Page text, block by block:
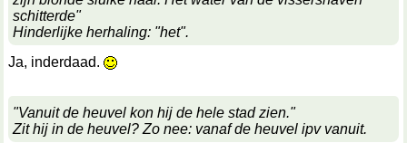
schitterde"
Hinderlijke herhaling: "het".
Ja, inderdaad.
"Vanuit de heuvel kon hij de hele stad zien."
Zit hij in de heuvel? Zo nee: vanaf de heuvel ipv vanuit.